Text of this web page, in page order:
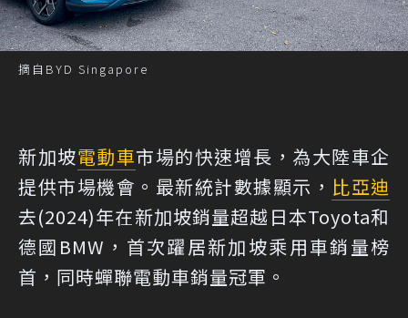
摘自BYD Singapore
新加坡電動車市場的快速增長，為大陸車企
提供市場機會。最新統計數據顯示， 比亞迪
去(2024)年在新加坡銷量超越日本Toyota和
德國BMW，首次躍居新加坡乘用車銷量榜
首，同時蟬聯電動車銷量冠軍。